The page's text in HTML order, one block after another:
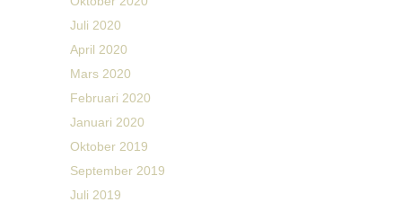
Juli 2020
April 2020
Mars 2020
Februari 2020
Januari 2020
Oktober 2019
September 2019
Juli 2019